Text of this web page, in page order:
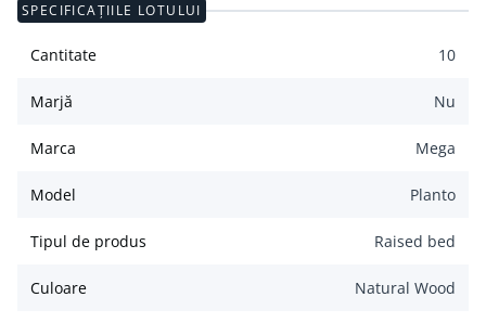
SPECIFICAȚIILE LOTULUI
Cantitate 10
Marjă Nu
Marca Mega
Model Planto
Tipul de produs Raised bed
Culoare Natural Wood